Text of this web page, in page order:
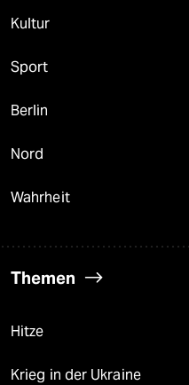
Kultur
Sport
Berlin
Nord
Wahrheit
Themen
Hitze
Krieg in der Ukraine